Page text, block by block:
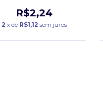
R$2,24
2 x de R$1,12 sem juros